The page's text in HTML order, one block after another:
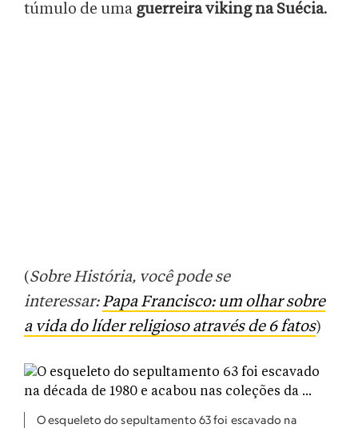
túmulo de uma guerreira viking na Suécia.
(Sobre História, você pode se
interessar:Papa Francisco: um olhar sobre
a vida do líder religioso através de 6 fatos)
O esqueleto do sepultamento 63 foi escavado na